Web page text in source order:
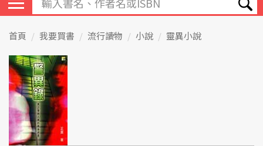
首頁 我要買書 流行讀物 小說 靈異小說